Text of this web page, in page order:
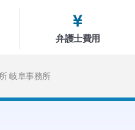
弁護士費用
岐阜事務所